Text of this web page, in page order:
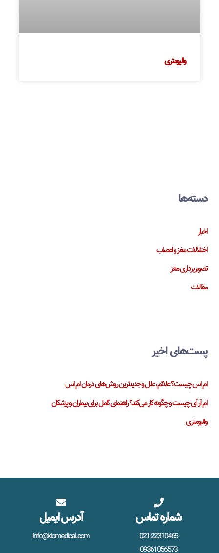
دسته‌ها
اخبار
اختلالات مغز و اعصاب
تصویربرداری مغز
مقالات
پست‌های اخیر
ام اس چیست؟ علائم، علل و جدیدترین روش‌های درمان ام اس
ام آر آی چیست و چگونه کار می‌کند؟ راهنمای کامل برای بیماران و پزشکان
والیومتری
والیومتری
شماره تماس
021-22310465
09361056573
آدرس ایمیل
info@kiomedical.com